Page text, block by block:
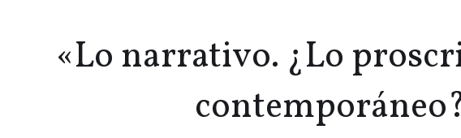
«Lo narrativo. ¿Lo